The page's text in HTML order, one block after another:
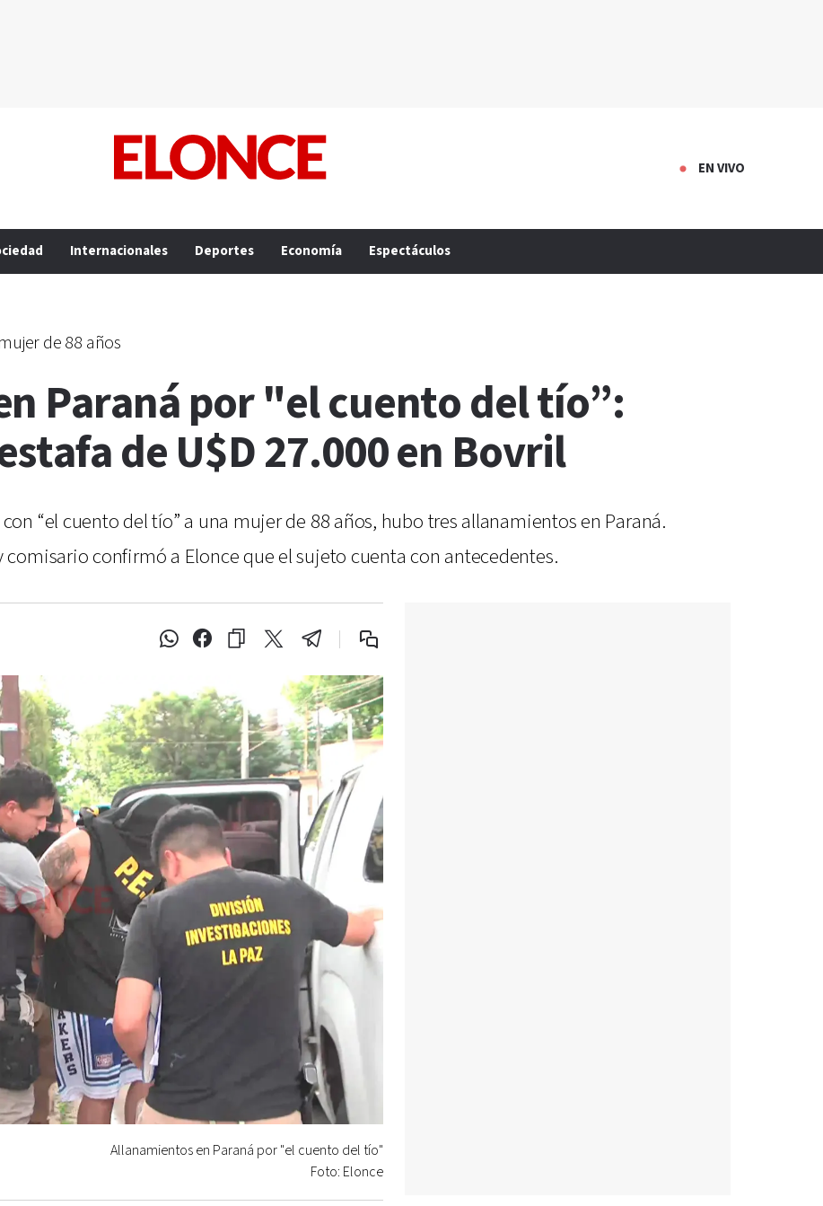
EN VIVO
Internacionales Deportes Economía Espectáculos
de 88 años
Paraná por "el cuento del tío”:
de U$D 27.000 en Bovril
“el cuento del tío” a una mujer de 88 años, hubo tres allanamientos en Paraná.
confirmó a Elonce que el sujeto cuenta con antecedentes.
Allanamientos en Paraná por "el cuento del tío"
Foto: Elonce